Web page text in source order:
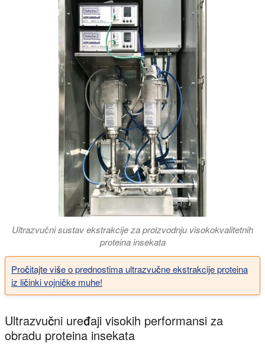
Ultrazvučni sustav ekstrakcije za proizvodnju visokokvalitetnih
proteina insekata
Pročitajte više o prednostima ultrazvučne ekstrakcije proteina
iz ličinki vojničke muhe!
Ultrazvučni uređaji visokih performansi za
obradu proteina insekata